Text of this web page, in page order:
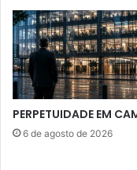
PERPETUIDADE EM
6 de agosto de 2026